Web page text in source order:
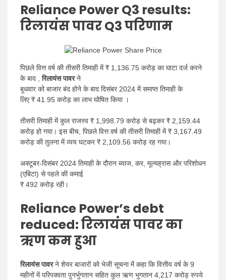
Reliance Power Q3 results:
रिलायंस पावर Q3 परिणाम
पिछले वित्त वर्ष की तीसरी तिमाही में ₹ 1,136.75 करोड़ का घाटा दर्ज करने
के बाद ,रिलायंस पावरने
बुधवार को बाजार बंद होने के बाद दिसंबर 2024 में समाप्त तिमाही के
लिए ₹ 41.95 करोड़ का लाभ घोषित किया ।
तीसरी तिमाही में कुल राजस्व ₹ 1,998.79 करोड़ से बढ़कर ₹ 2,159.44
करोड़ हो गया। इस बीच, पिछले वित्त वर्ष की तीसरी तिमाही में ₹ 3,167.49
करोड़ की तुलना में व्यय घटकर ₹ 2,109.56 करोड़ रह गया।
अक्टूबर-दिसंबर 2024 तिमाही के दौरान ब्याज, कर, मूल्यह्रास और परिशोधन
(एबिटा) से पहले की कमाई
₹ 492 करोड़ रही।
Reliance Power’s debt
reduced: रिलायंस पावर का
ऋण कम हुआ
रिलायंस पावरने शेयर बाजारों को भेजी सूचना में कहा कि वित्तीय वर्ष के 9
महीनों में परिपक्वता पुनर्भुगतान सहित कुल ऋण भुगतान 4,217 करोड़ रुपये